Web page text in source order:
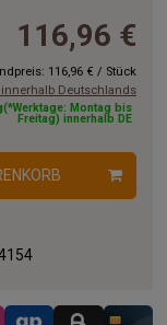
116,96 €
116,96 € / Stück
Deutschlands
Montag bis
Freitag) innerhalb DE